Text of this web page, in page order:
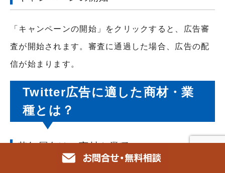
「キャンペーンの開始」をクリックすると、広告審
査が開始されます。審査に通過した場合、広告の配
信が始まります。
Twitter広告に適した商材・業
種とは？
若年層向けの商材や業種